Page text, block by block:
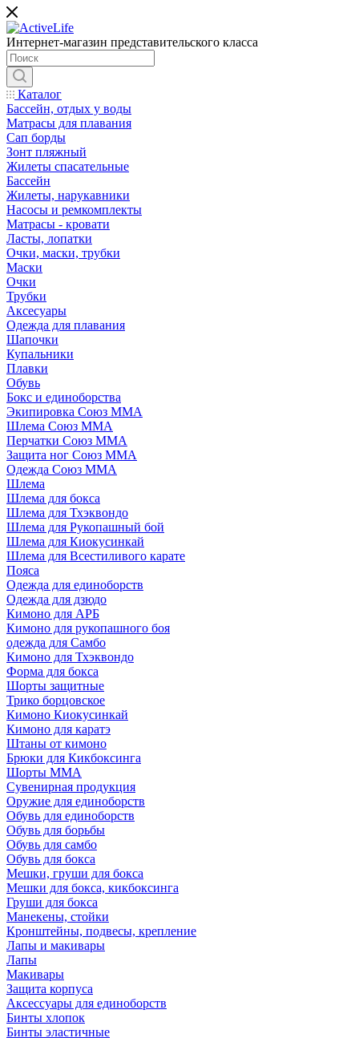
Интернет-магазин представительского класса
Каталог
Бассейн, отдых у воды
Матрасы для плавания
Сап борды
Зонт пляжный
Жилеты спасательные
Бассейн
Жилеты, нарукавники
Насосы и ремкомплекты
Матрасы - кровати
Ласты, лопатки
Очки, маски, трубки
Маски
Очки
Трубки
Аксесуары
Одежда для плавания
Шапочки
Купальники
Плавки
Обувь
Бокс и единоборства
Экипировка Союз ММА
Шлема Союз ММА
Перчатки Союз ММА
Защита ног Союз ММА
Одежда Союз ММА
Шлема
Шлема для бокса
Шлема для Тхэквондо
Шлема для Рукопашный бой
Шлема для Киокусинкай
Шлема для Всестиливого карате
Пояса
Одежда для единоборств
Одежда для дзюдо
Кимоно для АРБ
Кимоно для рукопашного боя
одежда для Самбо
Кимоно для Тхэквондо
Форма для бокса
Шорты защитные
Трико борцовское
Кимоно Киокусинкай
Кимоно для каратэ
Штаны от кимоно
Брюки для Кикбоксинга
Шорты ММА
Сувенирная продукция
Оружие для единоборств
Обувь для единоборств
Обувь для борьбы
Обувь для самбо
Обувь для бокса
Мешки, груши для бокса
Мешки для бокса, кикбоксинга
Груши для бокса
Манекены, стойки
Кронштейны, подвесы, крепление
Лапы и макивары
Лапы
Макивары
Защита корпуса
Аксессуары для единоборств
Бинты хлопок
Бинты эластичные